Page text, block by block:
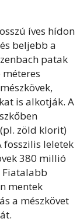
íves hídon
beljebb a
patak
is alkotják. A
zöld klorit)
fosszilis leletek
380 millió
Fiatalabb
mentek
a mészkövet